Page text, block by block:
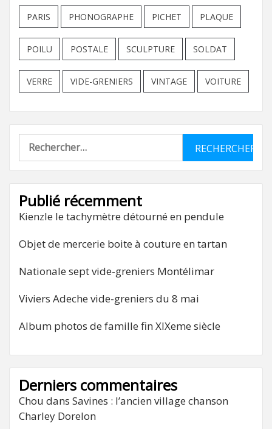
PARIS PHONOGRAPHE PICHET PLAQUE
POILU POSTALE SCULPTURE SOLDAT
VERRE VIDE-GRENIERS VINTAGE VOITURE
Rechercher :
Publié récemment
Kienzle le tachymètre détourné en pendule
Objet de mercerie boite à couture en tartan
Nationale sept vide-greniers Montélimar
Viviers Adeche vide-greniers du 8 mai
Album photos de famille fin XIXeme siècle
Derniers commentaires
Chou dans Savines : l’ancien village chanson
Charley Dorelon